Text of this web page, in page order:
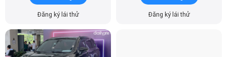
Đăng ký lái thử Đăng ký lái thử